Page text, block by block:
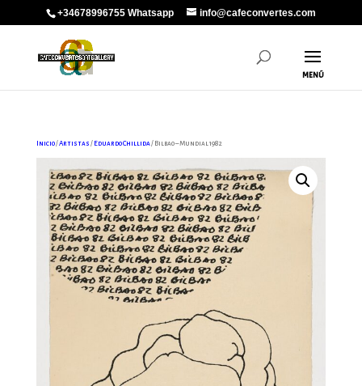
+34678996755 Whatsapp info@cafeconvertes.com
Inicio/Artistas / Eduardo Chillida/ Bilbao – Mundial 1982